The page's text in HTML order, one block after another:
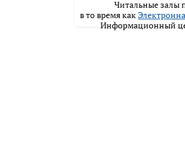
Читальные залы
в то время как
Информационный